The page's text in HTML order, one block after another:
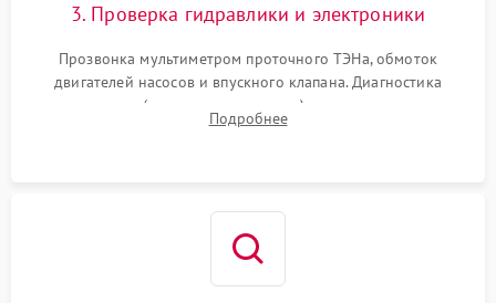
3. Проверка гидравлики и электроники
Прозвонка мультиметром проточного ТЭНа, обмоток
двигателей насосов и впускного клапана. Диагностика
прессостата (датчика уровня воды), датчика мутности,
концевика дверцы и электронного модуля управления.
Подробнее